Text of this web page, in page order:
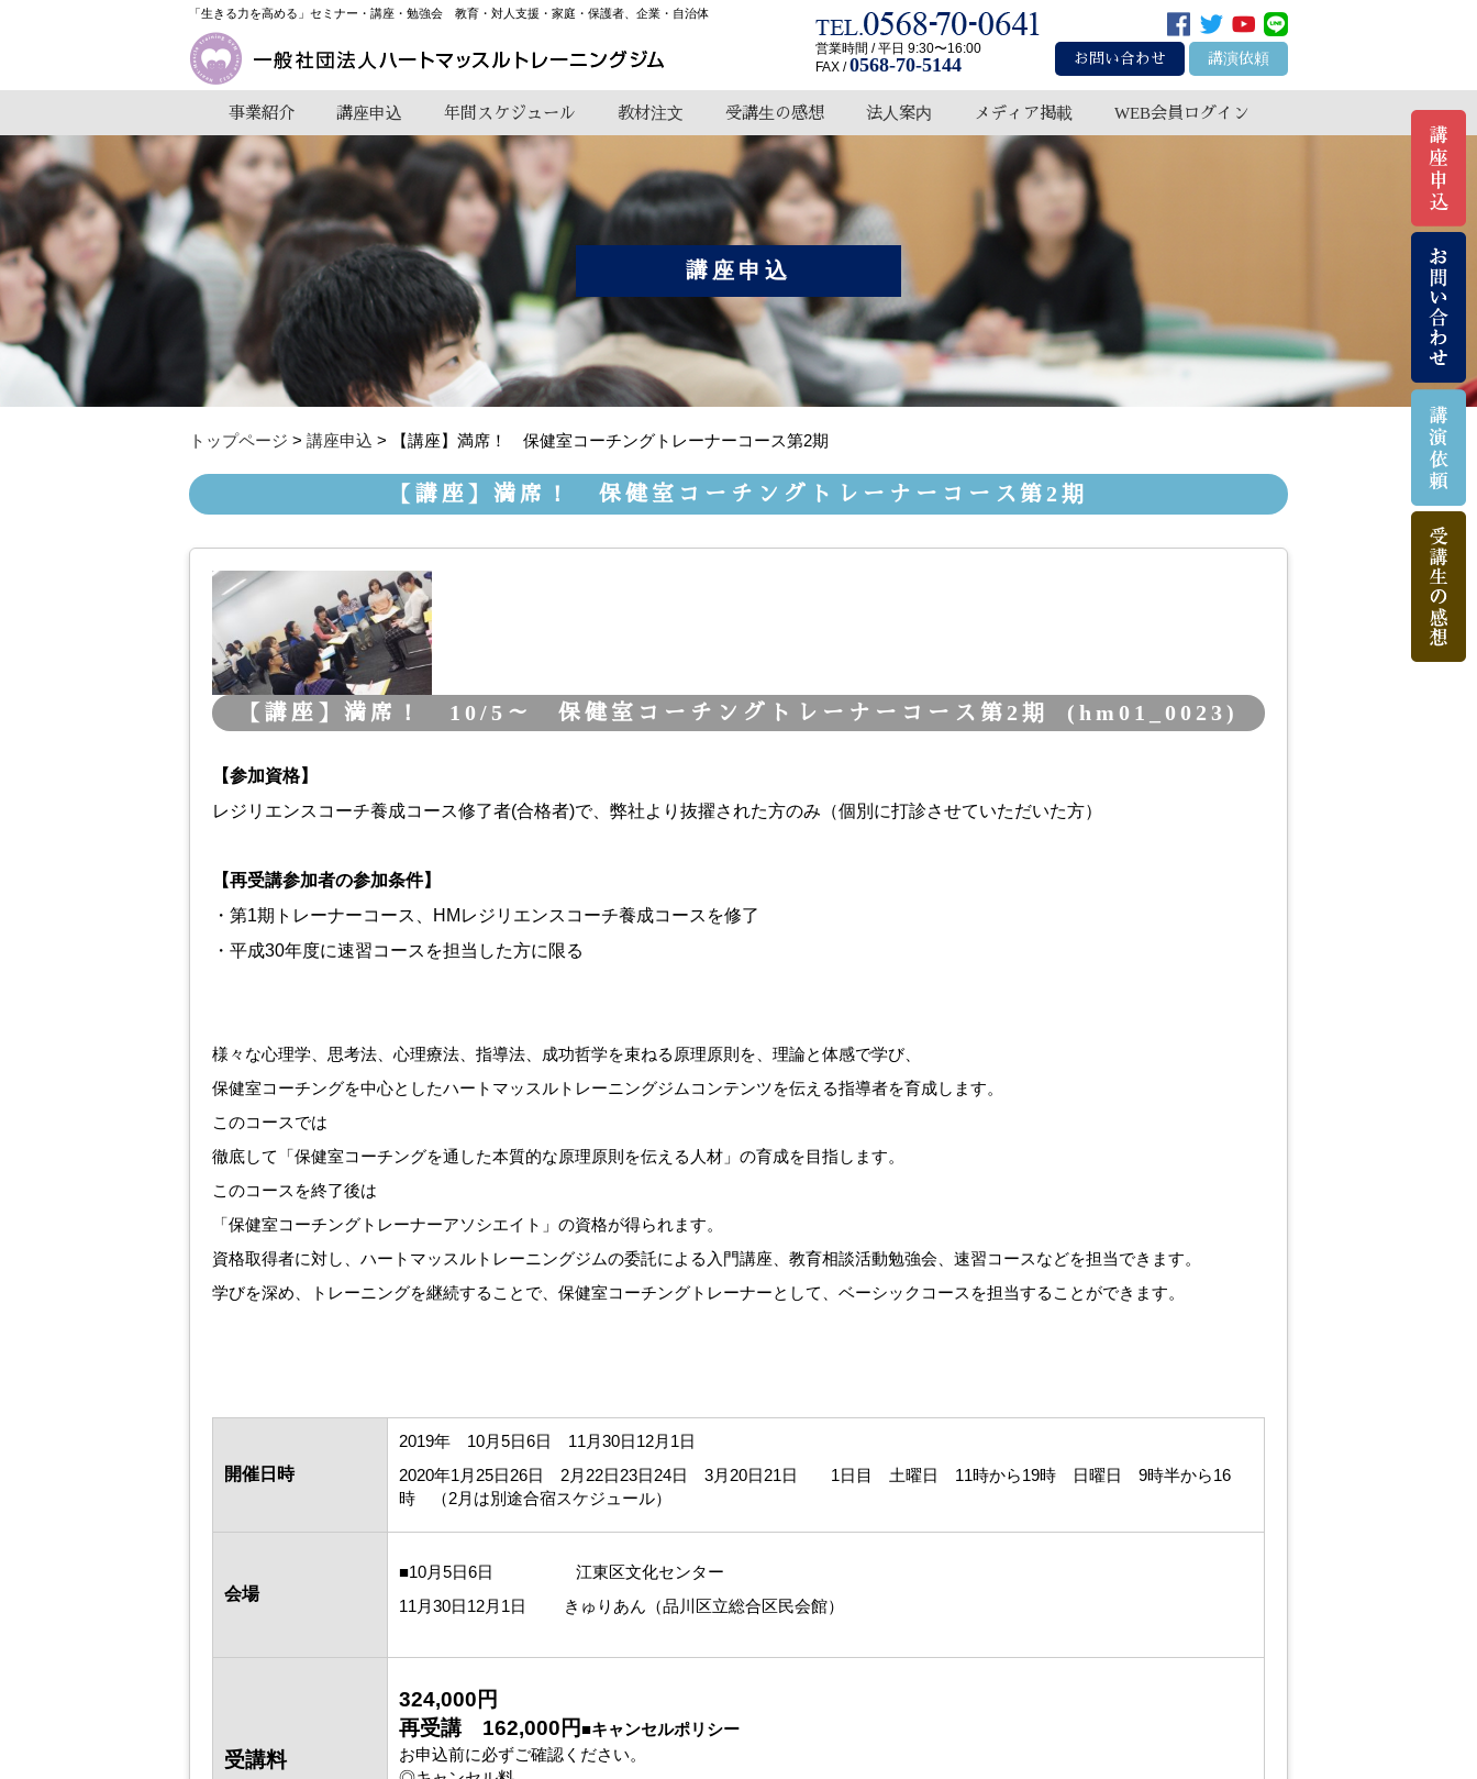
「生きる力を高める」セミナー・講座・勉強会 教育・対人支援・家庭・保護者、企業・自治体
営業時間 / 平日 9:30〜16:00
FAX /0568-70-5144 お問い合わせ 講演依頼
事業紹介 講座申込 年間スケジュール 教材注文 受講生の感想 法人案内 メディア掲載 WEB会員ログイン
講座申込
トップページ > 講座申込 > 【講座】満席！ 保健室コーチングトレーナーコース第2期
【講座】満席！ 保健室コーチングトレーナーコース第2期
【講座】満席！ 10/5～ 保健室コーチングトレーナーコース第2期 (hm01_0023)
【参加資格】
レジリエンスコーチ養成コース修了者(合格者)で、弊社より抜擢された方のみ（個別に打診させていただいた方）
【再受講参加者の参加条件】
・第1期トレーナーコース、HMレジリエンスコーチ養成コースを修了
・平成30年度に速習コースを担当した方に限る
様々な心理学、思考法、心理療法、指導法、成功哲学を束ねる原理原則を、理論と体感で学び、
保健室コーチングを中心としたハートマッスルトレーニングジムコンテンツを伝える指導者を育成します。
このコースでは
徹底して「保健室コーチングを通した本質的な原理原則を伝える人材」の育成を目指します。
このコースを終了後は
「保健室コーチングトレーナーアソシエイト」の資格が得られます。
資格取得者に対し、ハートマッスルトレーニングジムの委託による入門講座、教育相談活動勉強会、速習コースなどを担当できます。
学びを深め、トレーニングを継続することで、保健室コーチングトレーナーとして、ベーシックコースを担当することができます。
開催 日時
2019年 10月5日6日 11月30日12月1日
2020年1月25日26日 2月22日23日24日 3月20日21日 1日目 土曜日 11時から19時 日曜日 9時半から16
時 （2月は別途合宿スケジュール）
会場
■10月5日6日 江東区文化センター
11月30日12月1日 きゅりあん（品川区立総合区民会館）
受講料
324,000円
再受講 162,000円■キャンセルポリシー
お申込前に必ずご確認ください。